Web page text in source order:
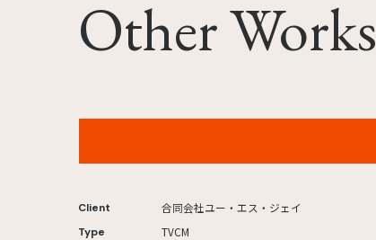
Other Works
Client 合同会社ユー・エス・ジェイ
Type TVCM